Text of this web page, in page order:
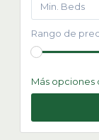
Min. Beds
Rango de
Más opciones